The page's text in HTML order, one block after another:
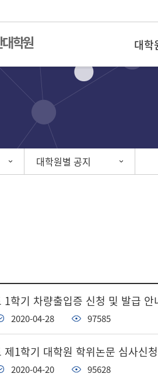
학원 대학
대학원별 공지
학기 차량출입증 신청 및 발급 안
2020-04-28 97585
1학기 대학원 학위논문 심사신
2020-04-20 95628